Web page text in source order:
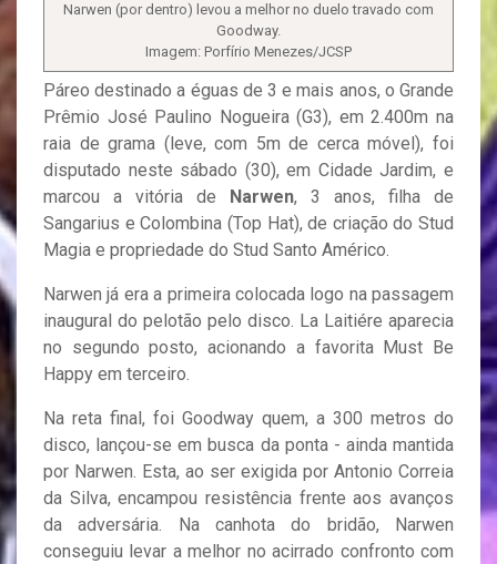
Narwen (por dentro) levou a melhor no duelo travado com
Goodway.
Imagem: Porfírio Menezes/JCSP
Páreo destinado a éguas de 3 e mais anos, o Grande
Prêmio José Paulino Nogueira (G3), em 2.400m na
raia de grama (leve, com 5m de cerca móvel), foi
disputado neste sábado (30), em Cidade Jardim, e
marcou a vitória de
Narwen, 3 anos, filha de
Sangarius e Colombina (Top Hat), de criação do Stud
Magia e propriedade do Stud Santo Américo.
Narwen já era a primeira colocada logo na passagem
inaugural do pelotão pelo disco. La Laitiére aparecia
no segundo posto, acionando a favorita Must Be
Happy em terceiro.
Na reta final, foi Goodway quem, a 300 metros do
disco, lançou-se em busca da ponta - ainda mantida
por Narwen. Esta, ao ser exigida por Antonio Correia
da Silva, encampou resistência frente aos avanços
da adversária. Na canhota do bridão, Narwen
conseguiu levar a melhor no acirrado confronto com